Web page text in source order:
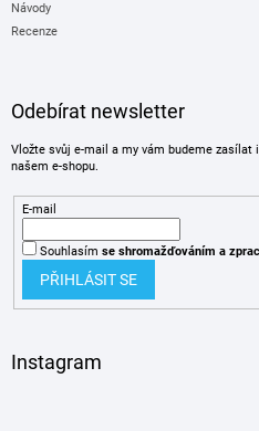
Návody
Recenze
Odebírat newsletter
Vložte svůj e-mail a my vám budeme zasílat
našem e-shopu.
E-mail
Souhlasím se shromažďováním a
PŘIHLÁSIT SE
Instagram